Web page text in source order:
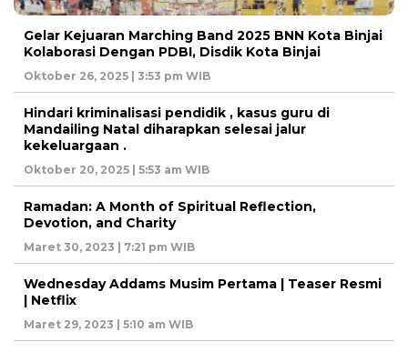
Gelar Kejuaran Marching Band 2025 BNN Kota Binjai
Kolaborasi Dengan PDBI, Disdik Kota Binjai
Oktober 26, 2025 | 3:53 pm WIB
Hindari kriminalisasi pendidik , kasus guru di
Mandailing Natal diharapkan selesai jalur
kekeluargaan .
Oktober 20, 2025 | 5:53 am WIB
Ramadan: A Month of Spiritual Reflection,
Devotion, and Charity
Maret 30, 2023 | 7:21 pm WIB
Wednesday Addams Musim Pertama | Teaser Resmi
| Netflix
Maret 29, 2023 | 5:10 am WIB